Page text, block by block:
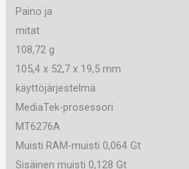
Paino ja
mitat
108,72 g
105,4 x 52,7 x 19,5 mm
käyttöjärjestelmä
MediaTek-prosessori
MT6276A
Muisti RAM-muisti 0,064 Gt
Sisäinen muisti 0,128 Gt